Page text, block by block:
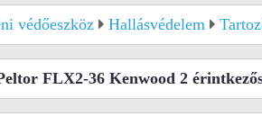
védőeszköz Hallásvédelem
FLX2-36 Kenwood 2